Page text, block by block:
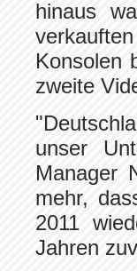
hinaus
Konsolen
zweite
unser
Manager
mehr,
2011
Jahren